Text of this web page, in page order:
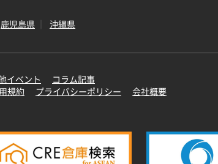
鹿児島県 沖縄県
イベント
コラム記事
規約 プライバシーポリシー 会社概要